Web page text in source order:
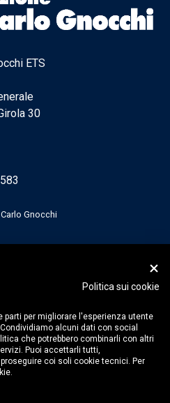
ETS
30
Gnocchi
Politica sui cookie
per migliorare l'esperienza utente
alcuni dati con social
che potrebbero combinarli con altri
Puoi accettarli tutti,
coi soli cookie tecnici. Per